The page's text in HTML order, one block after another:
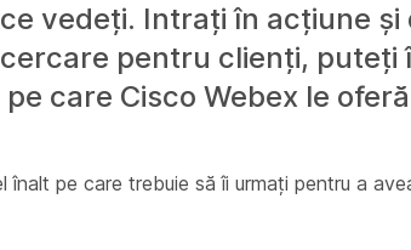
vedeți. Intrați în acțiune și
pentru clienți, puteți
care Cisco Webex le
pe care trebuie să îi urmați pentru a